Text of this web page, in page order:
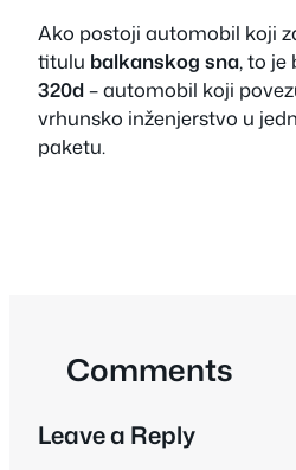
Ako postoji automobil koji
titulu balkanskog sna, to je
320d– automobil koji
vrhunsko inženjerstvo u
paketu.
Comments
Leave a Reply